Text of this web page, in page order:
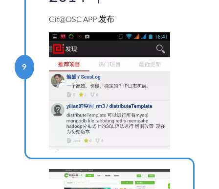
9
Git@OSC APP 发布